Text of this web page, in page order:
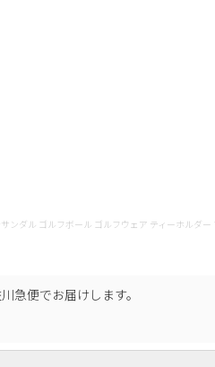
ンダル ゴルフボール ゴルフウェア ティーホルダー
急便でお届けします。